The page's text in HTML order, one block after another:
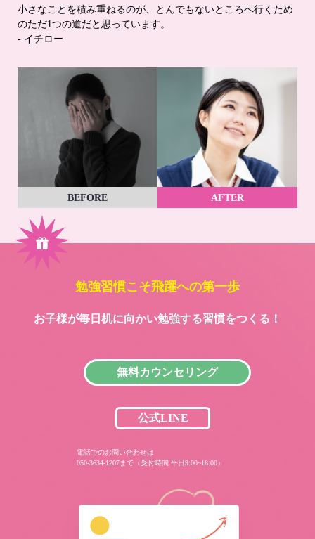
小さなことを積み重ねるのが、とんでもないところへ行くため
のただ1つの道だと思っています。
- イチロー
BEFORE AFTER
勉強習慣こそ飛躍への第一歩
お子様が毎日机に向かい勉強する習慣をつくる！
無料カウンセリング
公式LINE
電話でのお問い合わせは
050-3634-1207まで（受付時間 平日9:00~18:00）